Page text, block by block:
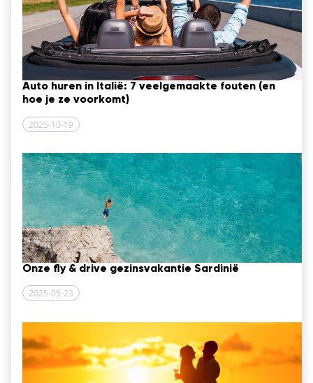
Auto huren in Italië: 7 veelgemaakte fouten (en
hoe je ze voorkomt)
2025-10-19
Onze fly & drive gezinsvakantie Sardinië
2025-05-23